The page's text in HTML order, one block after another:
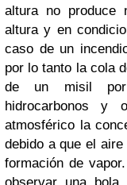
altura no produce
altura y en
caso de un
por lo tanto la cola
de un misil por
hidrocarbonos
atmosférico la
debido a que el
formación de